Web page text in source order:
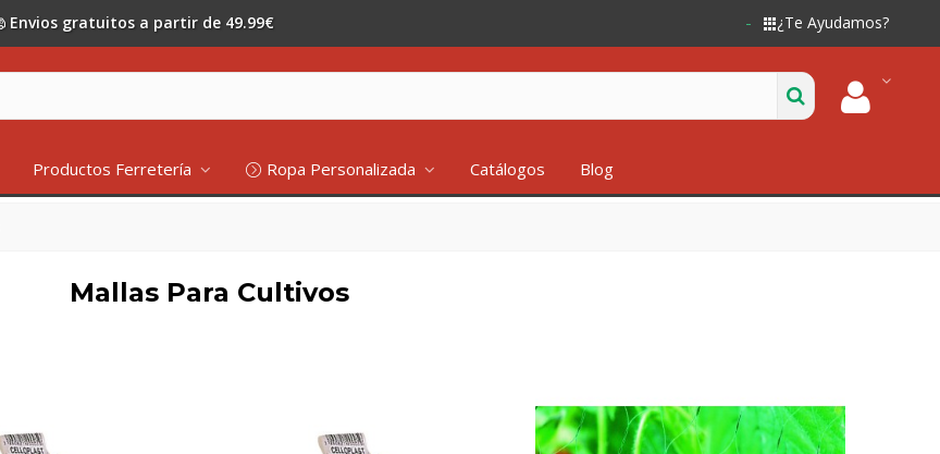
Envios gratuitos a partir de 49.99€ ¿Te Ayudamos?
Productos Ferretería Ropa Personalizada Catálogos Blog
Mallas Para Cultivos